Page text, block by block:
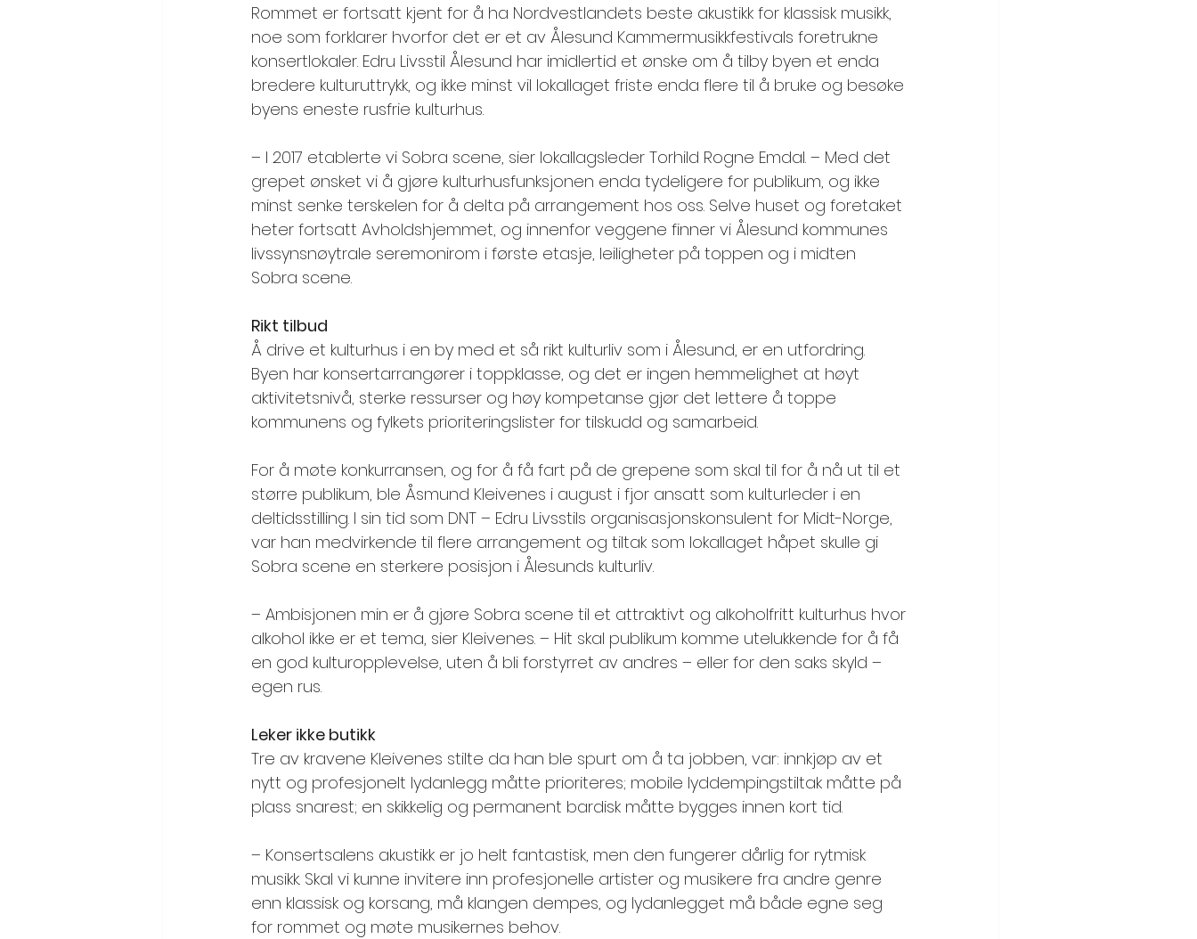
Rommet er fortsatt kjent for å ha Nordvestlandets beste akustikk for klassisk musikk,
noe som forklarer hvorfor det er et av Ålesund Kammermusikkfestivals foretrukne
konsertlokaler. Edru Livsstil Ålesund har imidlertid et ønske om å tilby byen et enda
bredere kulturuttrykk, og ikke minst vil lokallaget friste enda flere til å bruke og besøke
byens eneste rusfrie kulturhus.
– I 2017 etablerte vi Sobra scene, sier lokallagsleder Torhild Rogne Emdal. – Med det
grepet ønsket vi å gjøre kulturhusfunksjonen enda tydeligere for publikum, og ikke
minst senke terskelen for å delta på arrangement hos oss. Selve huset og foretaket
heter fortsatt Avholdshjemmet, og innenfor veggene finner vi Ålesund kommunes
livssynsnøytrale seremonirom i første etasje, leiligheter på toppen og i midten
Sobra scene.
Rikt tilbud
Å drive et kulturhus i en by med et så rikt kulturliv som i Ålesund, er en utfordring.
Byen har konsertarrangører i toppklasse, og det er ingen hemmelighet at høyt
aktivitetsnivå, sterke ressurser og høy kompetanse gjør det lettere å toppe
kommunens og fylkets prioriteringslister for tilskudd og samarbeid.
For å møte konkurransen, og for å få fart på de grepene som skal til for å nå ut til et
større publikum, ble Åsmund Kleivenes i august i fjor ansatt som kulturleder i en
deltidsstilling. I sin tid som DNT – Edru Livsstils organisasjonskonsulent for Midt-Norge,
var han medvirkende til flere arrangement og tiltak som lokallaget håpet skulle gi
Sobra scene en sterkere posisjon i Ålesunds kulturliv.
– Ambisjonen min er å gjøre Sobra scene til et attraktivt og alkoholfritt kulturhus hvor
alkohol ikke er et tema, sier Kleivenes. – Hit skal publikum komme utelukkende for å få
en god kulturopplevelse, uten å bli forstyrret av andres – eller for den saks skyld –
egen rus.
Leker ikke butikk
Tre av kravene Kleivenes stilte da han ble spurt om å ta jobben, var: innkjøp av et
nytt og profesjonelt lydanlegg måtte prioriteres; mobile lyddempingstiltak måtte på
plass snarest; en skikkelig og permanent bardisk måtte bygges innen kort tid.
– Konsertsalens akustikk er jo helt fantastisk, men den fungerer dårlig for rytmisk
musikk. Skal vi kunne invitere inn profesjonelle artister og musikere fra andre genre
enn klassisk og korsang, må klangen dempes, og lydanlegget må både egne seg
for rommet og møte musikernes behov.